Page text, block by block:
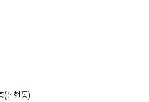
(논현동)